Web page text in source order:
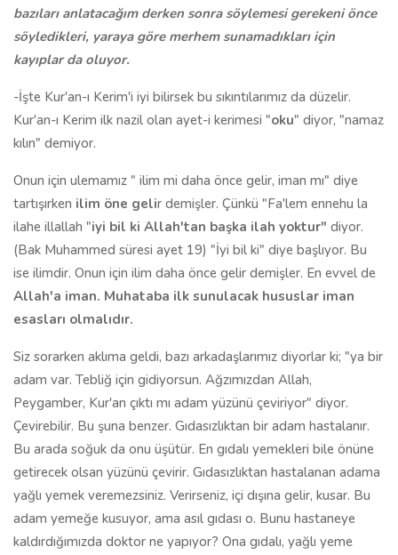
bazıları anlatacağım derken sonra söylemesi gerekeni önce
söyledikleri, yaraya göre merhem sunamadıkları için
kayıplar da oluyor.
-İşte Kur'an-ı Kerim'i iyi bilirsek bu sıkıntılarımız da düzelir.
Kur'an-ı Kerim ilk nazil olan ayet-i kerimesi "oku" diyor, "namaz
kılın" demiyor.
Onun için ulemamız " ilim mi daha önce gelir, iman mı" diye
tartışırken ilim öne gelir demişler. Çünkü "Fa'lem ennehu la
ilahe illallah "iyi bil ki Allah'tan başka ilah yoktur" diyor.
(Bak Muhammed süresi ayet 19) "İyi bil ki" diye başlıyor. Bu
ise ilimdir. Onun için ilim daha önce gelir demişler. En evvel de
Allah'a iman. Muhataba ilk sunulacak hususlar iman
esasları olmalıdır.
Siz sorarken aklıma geldi, bazı arkadaşlarımız diyorlar ki; "ya bir
adam var. Tebliğ için gidiyorsun. Ağzımızdan Allah,
Peygamber, Kur'an çıktı mı adam yüzünü çeviriyor" diyor.
Çevirebilir. Bu şuna benzer. Gıdasızlıktan bir adam hastalanır.
Bu arada soğuk da onu üşütür. En gıdalı yemekleri bile önüne
getirecek olsan yüzünü çevirir. Gıdasızlıktan hastalanan adama
yağlı yemek veremezsiniz. Verirseniz, içi dışına gelir, kusar. Bu
adam yemeğe kusuyor, ama asıl gıdası o. Bunu hastaneye
kaldırdığımızda doktor ne yapıyor? Ona gıdalı, yağlı yeme